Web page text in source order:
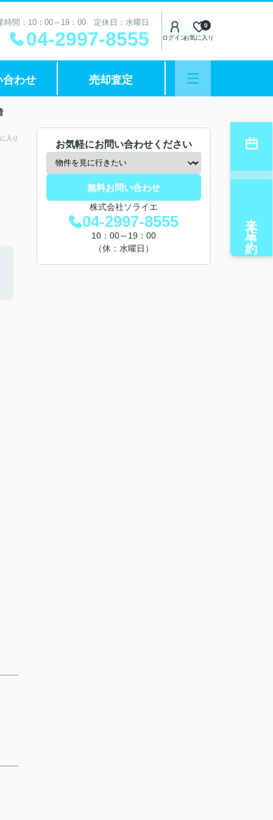
時間：10：00～19：00 定休日：水曜日
04-2997-8555 ログインお気に入り
0
合わせ 売却査定
入り
お気軽にお問い合わせください
無料お問い合わせ
株式会社ソライエ
04-2997-8555
10：00～19：00
（休：水曜日）
来店予約